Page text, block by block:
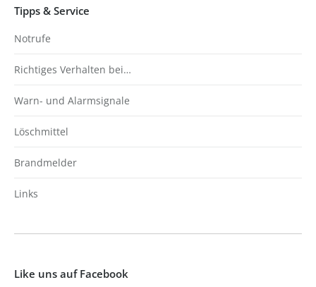
Tipps & Service
Notrufe
Richtiges Verhalten bei…
Warn- und Alarmsignale
Löschmittel
Brandmelder
Links
Like uns auf Facebook